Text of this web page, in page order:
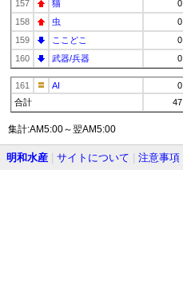
157
猫
0
158
虫
0
159
ここどこ
0
160
武器/兵器 0
161 AI
0
合計
47
集計:AM5:00～翌AM5:00
明和水産 サイトについて 注意事項